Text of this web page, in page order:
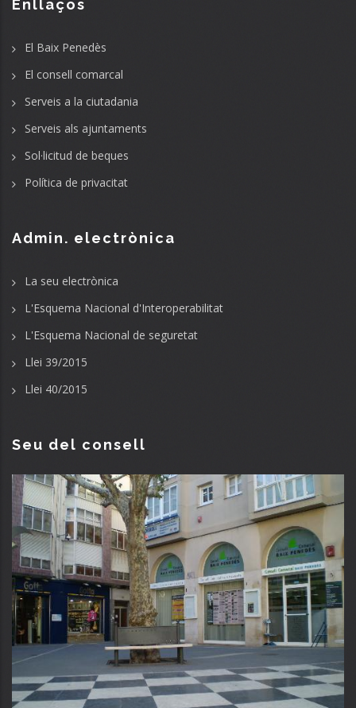
Enllaços
El Baix Penedès
El consell comarcal
Serveis a la ciutadania
Serveis als ajuntaments
Sol·licitud de beques
Política de privacitat
Admin. electrònica
La seu electrònica
L'Esquema Nacional d'Interoperabilitat
L'Esquema Nacional de seguretat
Llei 39/2015
Llei 40/2015
Seu del consell